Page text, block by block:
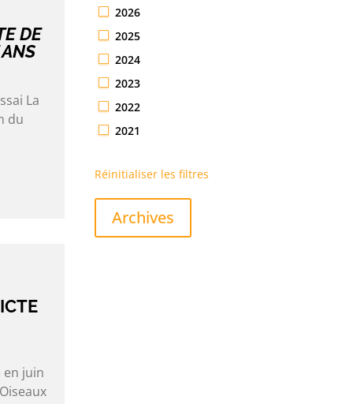
DE
La
du
en juin
2026
2025
2024
2023
2022
2021
Réinitialiser les filtres
Archives